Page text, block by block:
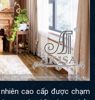
cao cấp được chạm